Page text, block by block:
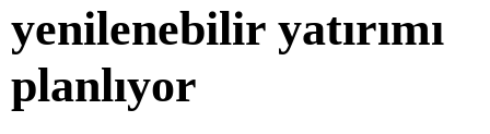
yenilenebilir yatırımı
planlıyor